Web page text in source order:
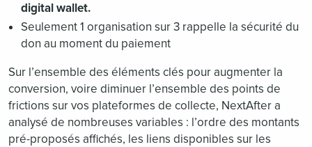
digital wallet.
Seulement 1 organisation sur 3 rappelle la sécurité du
don au moment du paiement
Sur l’ensemble des éléments clés pour augmenter la
conversion, voire diminuer l’ensemble des points de
frictions sur vos plateformes de collecte, NextAfter a
analysé de nombreuses variables : l’ordre des montants
pré-proposés affichés, les liens disponibles sur les